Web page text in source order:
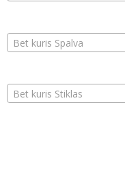
Bet kuris Spalva
Bet kuris Stiklas